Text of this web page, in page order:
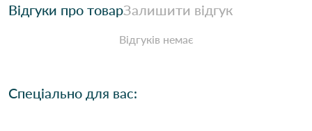
Відгуки про товарЗалишити відгук
Відгуків немає
Спеціально для вас: